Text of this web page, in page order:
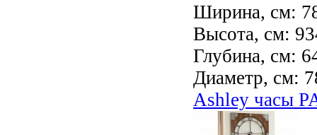
Ширина, см:
Высота, см:
Глубина, см:
Диаметр, см:
Ashley часы